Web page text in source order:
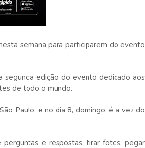
semana para participarem do evento
segunda edição do evento dedicado aos
de todo o mundo.
Paulo, e no dia 8, domingo, é a vez do
e respostas, tirar fotos, pegar